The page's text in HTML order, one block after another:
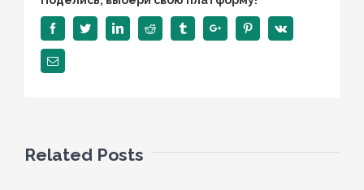
FacebookTwitterLinkedinReddit TumblrGoogle+ PinterestVk
Email
Related Posts